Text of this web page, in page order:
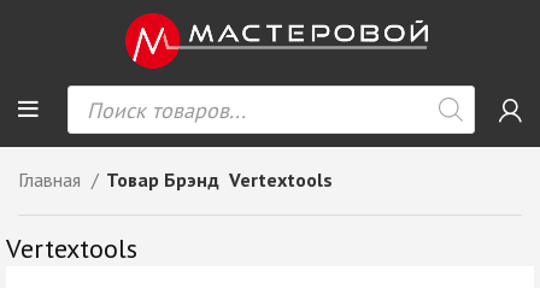
Главная Товар Брэнд Vertextools
Vertextools